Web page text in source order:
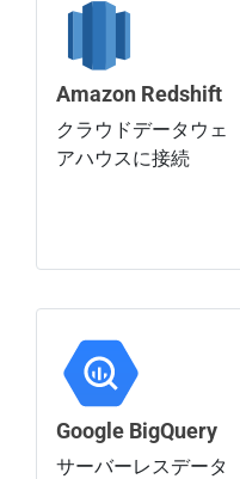
Amazon Redshift
クラウドデータウェ
アハウスに接続
Google BigQuery
サーバーレスデータ